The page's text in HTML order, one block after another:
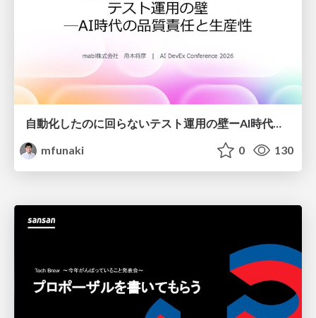
自動化したのに回らないテスト運用の壁ーAI時代の品質責任と生産性
mfunaki
0 130